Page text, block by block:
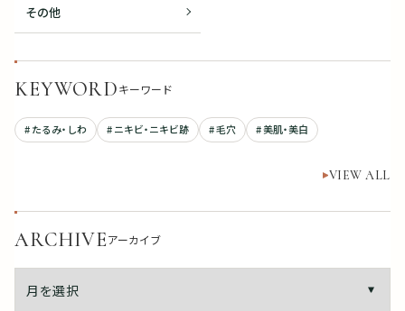
その他
KEYWORDキーワード
# たるみ・しわ # ニキビ・ニキビ跡 # 毛穴 # 美肌・美白
VIEW ALL
ARCHIVEアーカイブ